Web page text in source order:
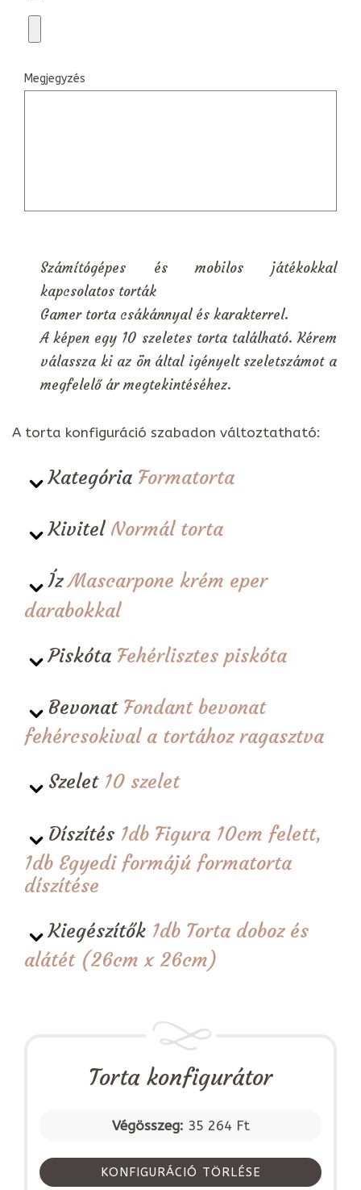
Megjegyzés
Számítógépes és mobilos játékokkal
kapcsolatos torták
Gamer torta csákánnyal és karakterrel.
A képen egy 10 szeletes torta található. Kérem
válassza ki az ön által igényelt szeletszámot a
megfelelő ár megtekintéséhez.
A torta konfiguráció szabadon változtatható:
Kategória Formatorta
Kivitel Normál torta
ÍzMascarpone krém eper
darabokkal
Piskóta Fehérlisztes piskóta
Bevonat Fondant bevonat
fehércsokival a tortához ragasztva
Szelet 10 szelet
Díszítés 1db Figura 10cm felett,
1db Egyedi formájú formatorta
díszítése
Kiegészítők 1db Torta doboz és
alátét (26cm x 26cm)
Torta konfigurátor
Végösszeg: 35 264 Ft
KONFIGURÁCIÓ TÖRLÉSE